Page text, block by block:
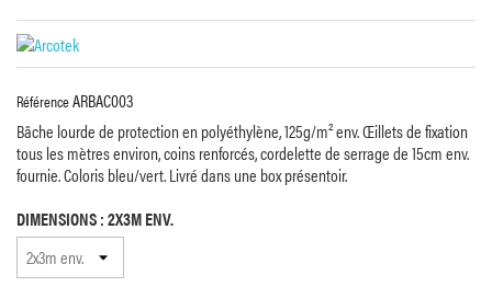
RéférenceARBAC003
Bâche lourde de protection en polyéthylène, 125g/m² env. Œillets de fixation
tous les mètres environ, coins renforcés, cordelette de serrage de 15cm env.
fournie. Coloris bleu/vert. Livré dans une box présentoir.
DIMENSIONS : 2X3M ENV.